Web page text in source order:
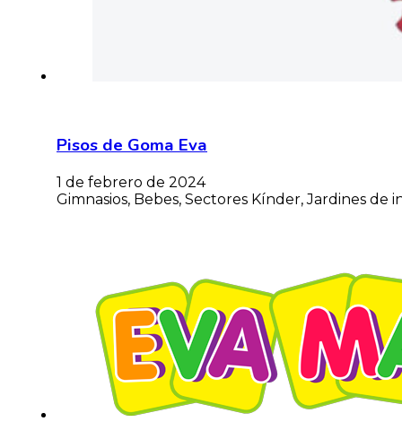
Pisos de Goma Eva
1 de febrero de 2024
Gimnasios, Bebes, Sectores Kínder, Jardines de